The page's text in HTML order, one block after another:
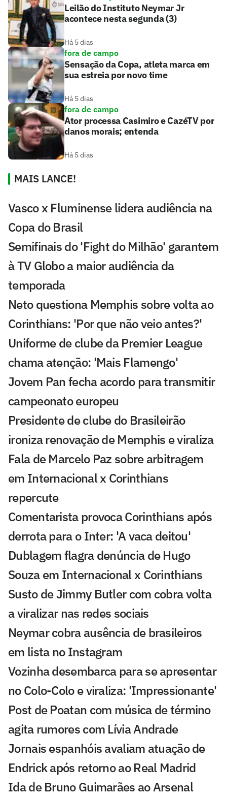
Leilão do Instituto Neymar Jr
acontece nesta segunda (3)
Há 5 dias
fora de campo
Sensação da Copa, atleta marca em
sua estreia por novo time
Há 5 dias
fora de campo
Ator processa Casimiro e CazéTV por
danos morais; entenda
Há 5 dias
MAIS LANCE!
Vasco x Fluminense lidera audiência na
Copa do Brasil
Semifinais do 'Fight do Milhão' garantem
à TV Globo a maior audiência da
temporada
Neto questiona Memphis sobre volta ao
Corinthians: 'Por que não veio antes?'
Uniforme de clube da Premier League
chama atenção: 'Mais Flamengo'
Jovem Pan fecha acordo para transmitir
campeonato europeu
Presidente de clube do Brasileirão
ironiza renovação de Memphis e viraliza
Fala de Marcelo Paz sobre arbitragem
em Internacional x Corinthians
repercute
Comentarista provoca Corinthians após
derrota para o Inter: 'A vaca deitou'
Dublagem flagra denúncia de Hugo
Souza em Internacional x Corinthians
Susto de Jimmy Butler com cobra volta
a viralizar nas redes sociais
Neymar cobra ausência de brasileiros
em lista no Instagram
Vozinha desembarca para se apresentar
no Colo-Colo e viraliza: 'Impressionante'
Post de Poatan com música de término
agita rumores com Lívia Andrade
Jornais espanhóis avaliam atuação de
Endrick após retorno ao Real Madrid
Ida de Bruno Guimarães ao Arsenal